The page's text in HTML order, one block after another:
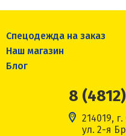
Спецодежда на заказ
Наш магазин
Блог
8
214019,
ул. 2-я